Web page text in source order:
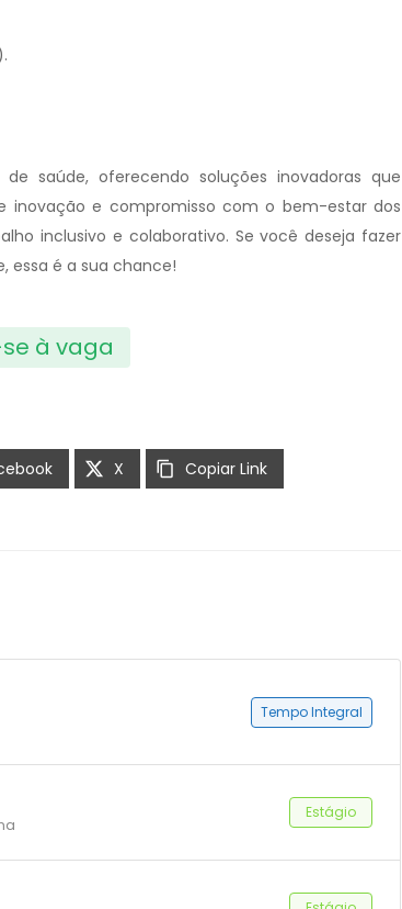
saúde, oferecendo soluções inovadoras que
inovação e compromisso com o bem-estar dos
inclusivo e colaborativo. Se você deseja fazer
essa é a sua chance!
à vaga
X Copiar Link
Tempo Integral
Estágio